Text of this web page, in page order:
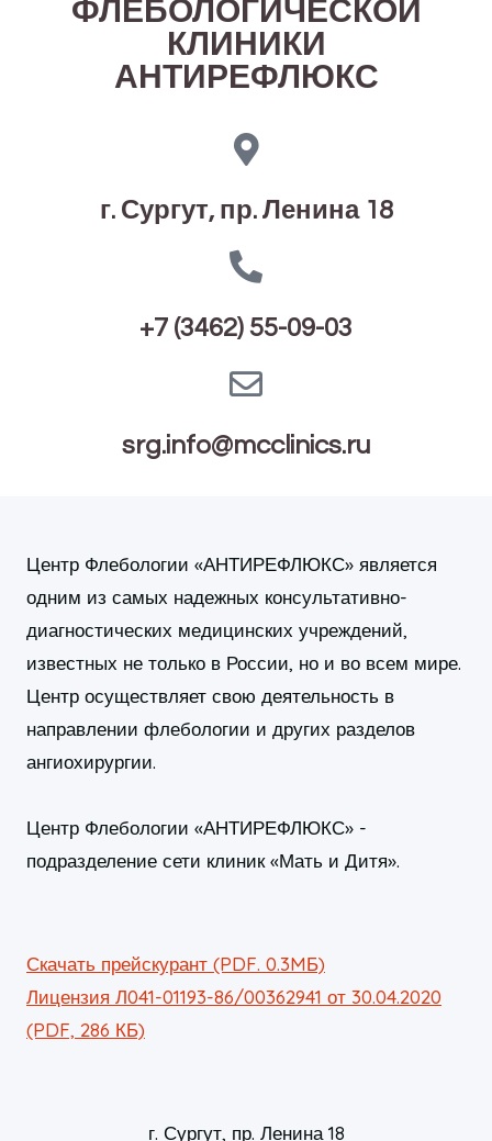
ФЛЕБОЛОГИЧЕСКОЙ
КЛИНИКИ
АНТИРЕФЛЮКС
г. Сургут, пр. Ленина 18
+7 (3462) 55-09-03
srg.info@mcclinics.ru
Центр Флебологии «АНТИРЕФЛЮКС» является
одним из самых надежных консультативно-
диагностических медицинских учреждений,
известных не только в России, но и во всем мире.
Центр осуществляет свою деятельность в
направлении флебологии и других разделов
ангиохирургии.
Центр Флебологии «АНТИРЕФЛЮКС» -
подразделение сети клиник «Мать и Дитя».
Скачать прейскурант (PDF. 0.3MБ)
Лицензия Л041-01193-86/00362941 от 30.04.2020
(PDF, 286 КБ)
г. Сургут, пр. Ленина 18